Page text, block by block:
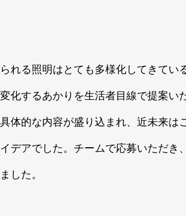
れる照明はとても多様化してきてい
化するあかりを生活者目線で提案い
体的な内容が盛り込まれ、近未来は
デアでした。チームで応募いただき
した。